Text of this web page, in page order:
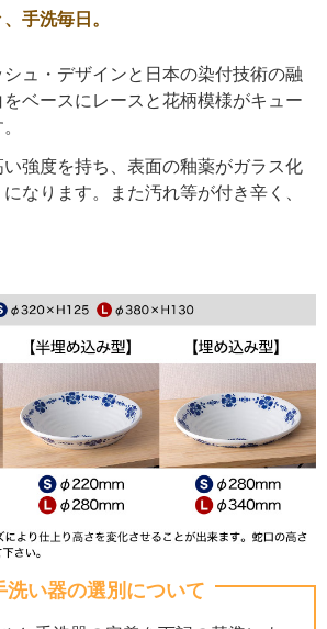
手洗毎日。
ュ・デザインと日本の染付技術の融
ベースにレースと花柄模様がキュー
強度を持ち、表面の釉薬がガラス化
なります。また汚れ等が付き辛く、
洗い器の選別について